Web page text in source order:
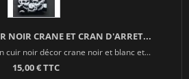
NOIR CRANE ET CRAN D'ARRET...
cuir noir décor crane noir et blanc et...
15,00 € TTC